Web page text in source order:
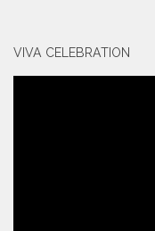
VIVA CELEBRATION